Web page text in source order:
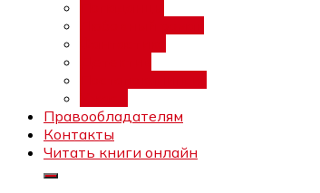
Правообладателям
Контакты
Читать книги онлайн